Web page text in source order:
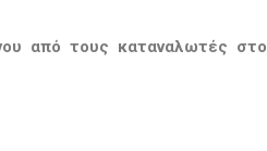
από τους καταναλωτές στο